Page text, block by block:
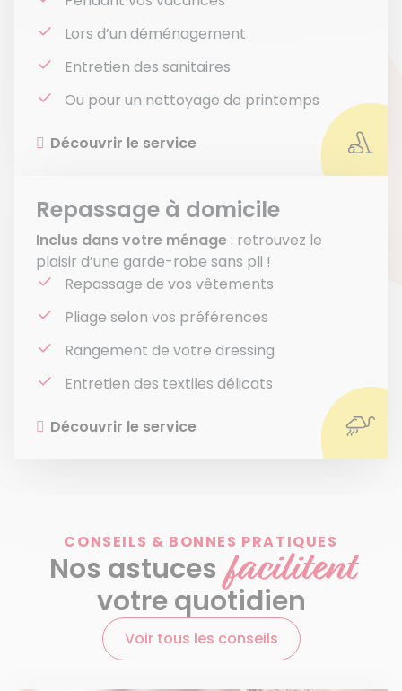
Lors d’un déménagement
Entretien des sanitaires
Ou pour un nettoyage de printemps
Découvrir le service
Repassage à domicile
Inclus dans votre ménage : retrouvez le
plaisir d’une garde-robe sans pli !
Repassage de vos vêtements
Pliage selon vos préférences
Rangement de votre dressing
Entretien des textiles délicats
Découvrir le service
CONSEILS & BONNES PRATIQUES
Nos astucesfacilitent
votre quotidien
Voir tous les conseils